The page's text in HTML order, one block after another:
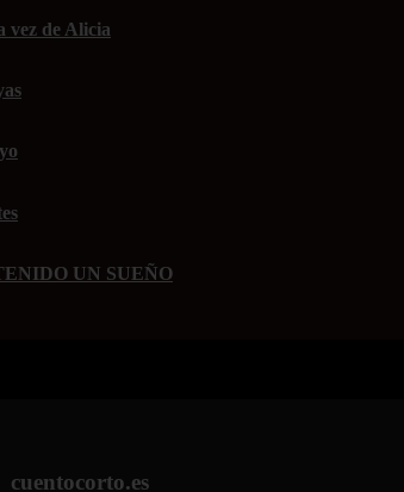
vez de Alicia
UN SUEÑO
cuentocorto.es